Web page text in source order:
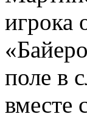
игрока
поле в
вместе